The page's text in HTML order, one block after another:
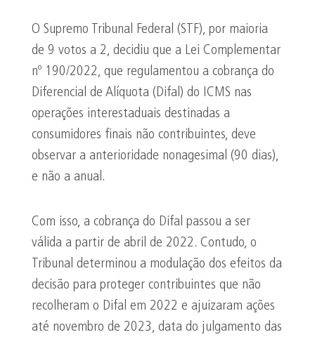
O Supremo Tribunal Federal (STF), por maioria
de 9 votos a 2, decidiu que a Lei Complementar
nº 190/2022, que regulamentou a cobrança do
Diferencial de Alíquota (Difal) do ICMS nas
operações interestaduais destinadas a
consumidores finais não contribuintes, deve
observar a anterioridade nonagesimal (90 dias),
e não a anual.
Com isso, a cobrança do Difal passou a ser
válida a partir de abril de 2022. Contudo, o
Tribunal determinou a modulação dos efeitos da
decisão para proteger contribuintes que não
recolheram o Difal em 2022 e ajuizaram ações
até novembro de 2023, data do julgamento das